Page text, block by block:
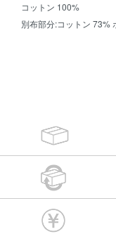
コットン 100%
別布部分:コットン 73%
￥